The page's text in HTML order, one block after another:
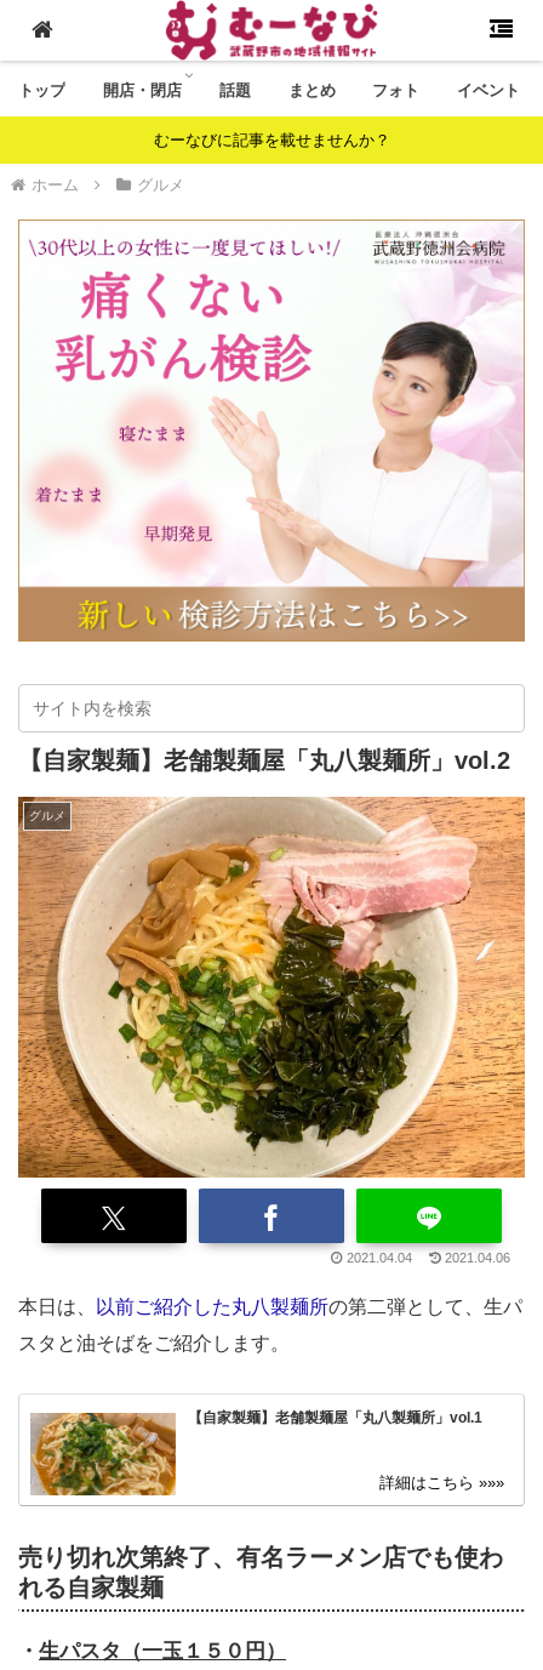
トップ 開店・閉店 話題 まとめ フォト イベント
むーなびに記事を載せませんか？
ホーム グルメ
【自家製麺】老舗製麺屋「丸八製麺所」vol.2
グルメ
2021.04.04 2021.04.06
本日は、 以前ご紹介した丸八製麺所の第二弾として、生パ
スタと油そばをご紹介します。
【自家製麺】老舗製麺屋「丸八製麺所」vol.1
売り切れ次第終了、有名ラーメン店でも使わ
れる自家製麺
・ 生パスタ（一玉１５０円）